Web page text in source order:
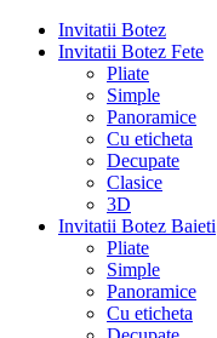
Invitatii Botez
Invitatii Botez Fete
Pliate
Simple
Panoramice
Cu eticheta
Decupate
Clasice
3D
Invitatii Botez Baieti
Pliate
Simple
Panoramice
Cu eticheta